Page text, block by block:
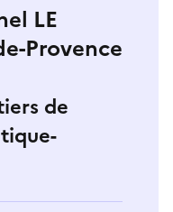
LE
Provence
de